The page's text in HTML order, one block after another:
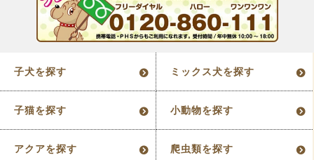
子犬を探す ミックス犬を探す
子猫を探す 小動物を探す
アクアを探す 爬虫類を探す